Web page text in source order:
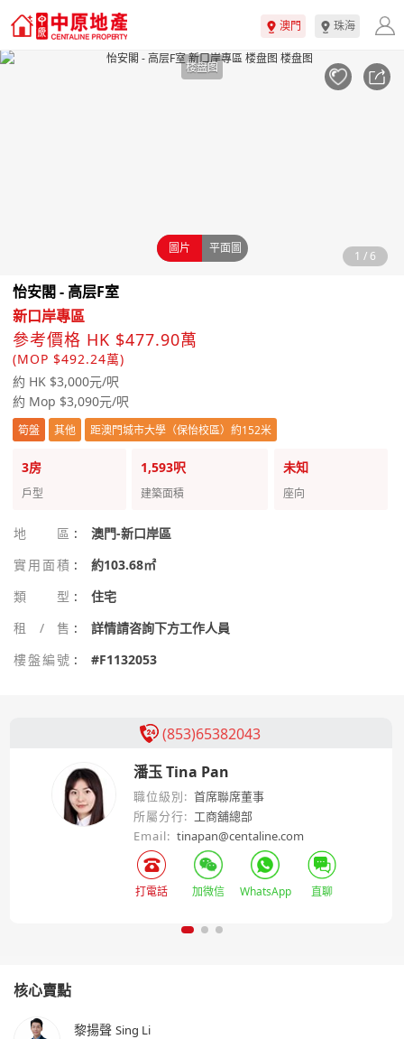
澳門 珠海
楼盘图
1 / 6
圖片 平面圖
怡安閣 - 高层F室
新口岸專區
參考價格 HK $477.90萬
(MOP $492.24萬)
約 HK $3,000元/呎
約 Mop $3,090元/呎
筍盤 其他 距澳門城市大學（保怡校區）約152米
3房
戶型
1,593呎
建築面積
未知
座向
地區 :
澳門-新口岸區
實用面積 :
約103.68㎡
類型 :
住宅
租/售 :
詳情請咨詢下方工作人員
樓盤編號 : #F1132053
(853)65382043
潘玉 Tina Pan
職位級別: 首席聯席董事
所屬分行: 工商舖總部
Email: tinapan@centaline.com
打電話 加微信 WhatsApp 直聊
核心賣點
黎揚聲 Sing Li